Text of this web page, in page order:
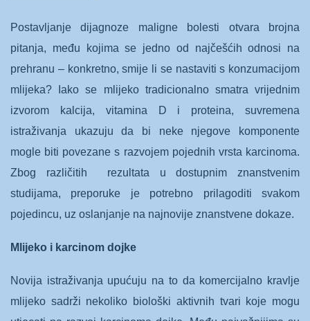
Postavljanje dijagnoze maligne bolesti otvara brojna
pitanja, među kojima se jedno od najčešćih odnosi na
prehranu – konkretno, smije li se nastaviti s konzumacijom
mlijeka? Iako se mlijeko tradicionalno smatra vrijednim
izvorom kalcija, vitamina D i proteina, suvremena
istraživanja ukazuju da bi neke njegove komponente
mogle biti povezane s razvojem pojednih vrsta karcinoma.
Zbog različitih rezultata u dostupnim znanstvenim
studijama, preporuke je potrebno prilagoditi svakom
pojedincu, uz oslanjanje na najnovije znanstvene dokaze.
Mlijeko i karcinom dojke
Novija istraživanja upućuju na to da komercijalno kravlje
mlijeko sadrži nekoliko biološki aktivnih tvari koje mogu